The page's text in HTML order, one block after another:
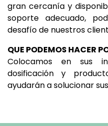
gran cercanía y
soporte adecuado,
desafío de nuestros
QUE PODEMOS HACER
Colocamos en sus
dosificación y
ayudarán a solucionar